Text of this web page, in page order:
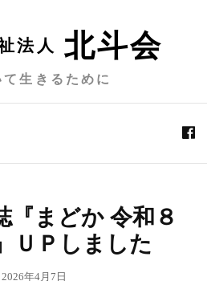
法人 北斗会
生きるために
『まどか 令和８
ＵＰしました
2026年4月7日